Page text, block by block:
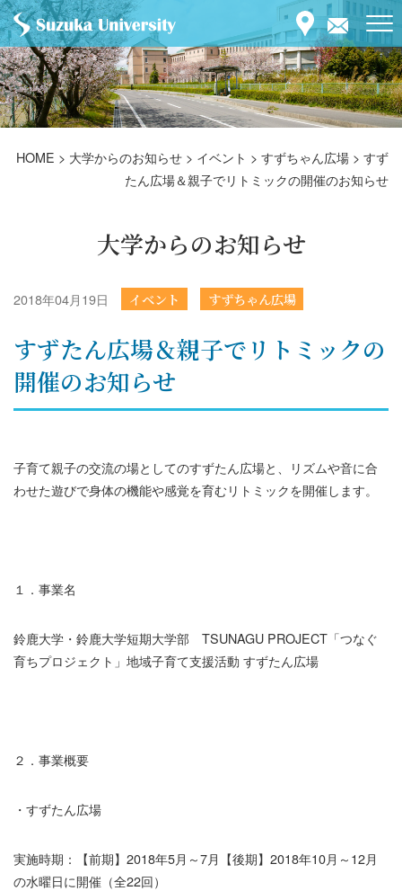
HOME > 大学からのお知らせ > イベント > すずちゃん広場 > すず
たん広場＆親子でリトミックの開催のお知らせ
大学からのお知らせ
2018年04月19日 イベント すずちゃん広場
すずたん広場＆親子でリトミックの
開催のお知らせ
子育て親子の交流の場としてのすずたん広場と、リズムや音に合
わせた遊びで身体の機能や感覚を育むリトミックを開催します。
１．事業名
鈴鹿大学・鈴鹿大学短期大学部 TSUNAGU PROJECT「つなぐ
育ちプロジェクト」地域子育て支援活動 すずたん広場
２．事業概要
・すずたん広場
実施時期：【前期】2018年5月～7月【後期】2018年10月～12月
の水曜日に開催（全22回）